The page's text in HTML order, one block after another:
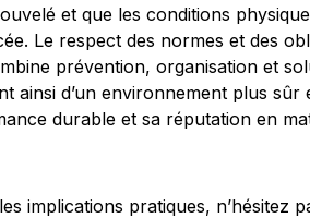
et que les conditions
Le respect des normes et des
prévention, organisation et
ainsi d’un environnement plus sûr
durable et sa réputation en
implications pratiques, n’hésitez